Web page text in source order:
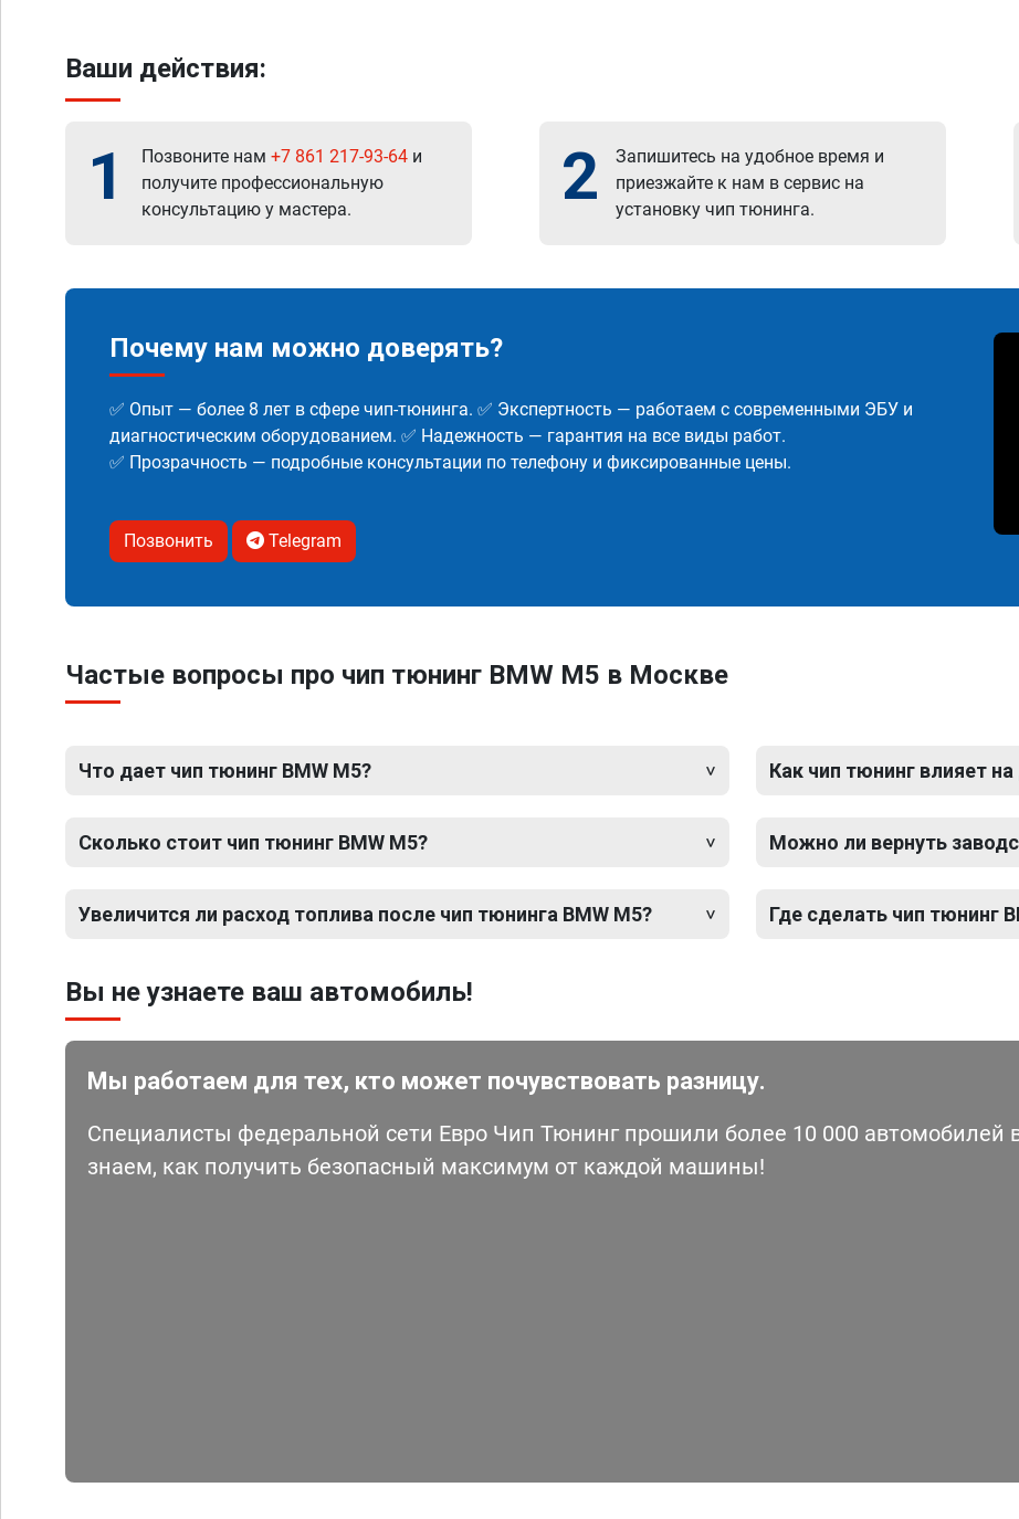
Ваши действия:
1 Позвоните нам +7 861 217-93-64 и
получите профессиональную
консультацию у мастера.
2
Запишитесь на удобное время и
приезжайте к нам в сервис на
установку чип тюнинга.
Почему нам можно доверять?
✅ Опыт — более 8 лет в сфере чип-тюнинга. ✅ Экспертность — работаем с современными ЭБУ и
диагностическим оборудованием. ✅ Надежность — гарантия на все виды работ.
✅ Прозрачность — подробные консультации по телефону и фиксированные цены.
Позвонить Telegram
Частые вопросы про чип тюнинг BMW M5 в Москве
Что дает чип тюнинг BMW M5?
Сколько стоит чип тюнинг BMW M5?
Увеличится ли расход топлива после чип тюнинга BMW M5?
Как чип тюнинг влияет
Можно ли вернуть
Где сделать чип тюнинг
Вы не узнаете ваш автомобиль!
Мы работаем для тех, кто может почувствовать разницу.
Специалисты федеральной сети Евро Чип Тюнинг прошили более 10 000 автомобилей
знаем, как получить безопасный максимум от каждой машины!